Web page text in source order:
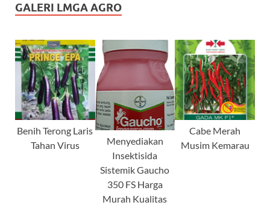
GALERI LMGA AGRO
Benih Terong Laris
Tahan Virus
Menyediakan
Insektisida
Sistemik Gaucho
350 FS Harga
Murah Kualitas
Cabe Merah
Musim Kemarau